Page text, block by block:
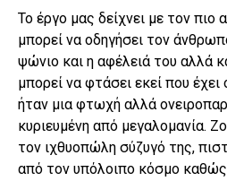
Το έργο μας δείχνει με τον
μπορεί να οδηγήσει τον
ψώνιο και η αφέλειά του αλλά
μπορεί να φτάσει εκεί που έχει
ήταν μια φτωχή αλλά
κυριευμένη από μεγαλομανία.
τον ιχθυοπώλη σύζυγό της,
από τον υπόλοιπο κόσμο